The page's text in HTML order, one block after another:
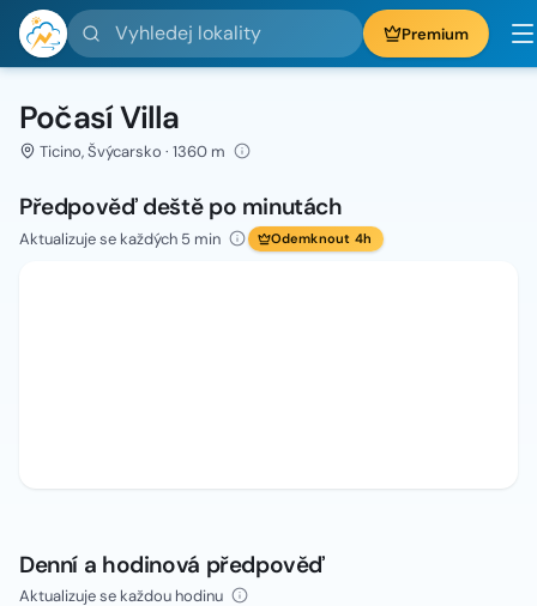
Vyhledej lokality Premium
Počasí Villa
Ticino, Švýcarsko · 1360 m
Předpověď deště po minutách
Aktualizuje se každých 5 min Odemknout 4h
Denní a hodinová předpověď
Aktualizuje se každou hodinu